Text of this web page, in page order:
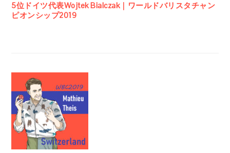
5位ドイツ代表Wojtek Bialczak｜ワールドバリスタチャン
ピオンシップ2019